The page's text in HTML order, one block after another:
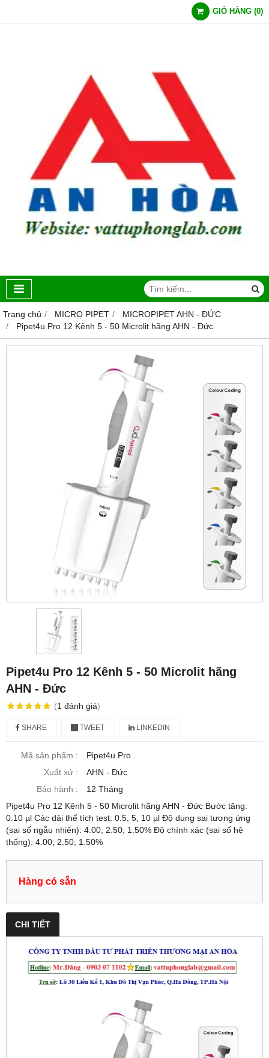
GIỎ HÀNG (0)
Trang chủ MICRO PIPET
MICROPIPET AHN - ĐỨC
Pipet4u Pro 12 Kênh 5 - 50 Microlit hãng AHN - Đức
Pipet4u Pro 12 Kênh 5 - 50 Microlit hãng
AHN - Đức
(1 đánh giá)
SHARE TWEET LINKEDIN
Mã sản phẩm :
Pipet4u Pro
Xuất xứ :
AHN - Đức
Bảo hành :
12 Tháng
Pipet4u Pro 12 Kênh 5 - 50 Microlit hãng AHN - Đức Bước tăng:
0.10 µl Các dải thể tích test: 0.5, 5, 10 µl Độ dung sai tương ứng
(sai số ngẫu nhiên): 4.00; 2.50; 1.50% Độ chính xác (sai số hệ
thống): 4.00; 2.50; 1.50%
Hàng có sẵn
CHI TIẾT